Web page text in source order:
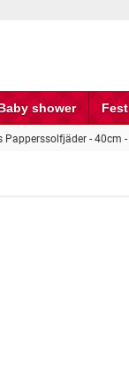
shower
Papperssolfjäder - 40cm